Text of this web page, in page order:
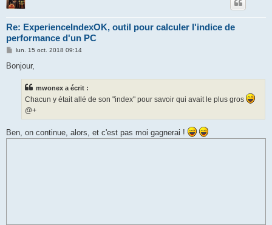
Re: ExperienceIndexOK, outil pour calculer l'indice de
performance d'un PC
M
s
lun. 15 oct. 2018 09:14
Bonjour,
mwonex a écrit :
Chacun y était allé de son "index" pour savoir qui avait le plus gros
@+
Ben, on continue, alors, et c'est pas moi gagnerai !